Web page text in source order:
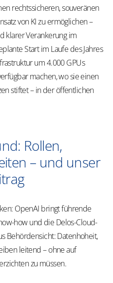
rechtssicheren, souveränen
von KI zu ermöglichen –
klarer Verankerung im
Start im Laufe des Jahres
um 4.000 GPUs
machen, wo sie einen
stiftet – in der öffentlichen
Rollen,
– und unser
OpenAI bringt führende
how und die Delos-Cloud-
Behördensicht: Datenhoheit,
leitend – ohne auf
zu müssen.